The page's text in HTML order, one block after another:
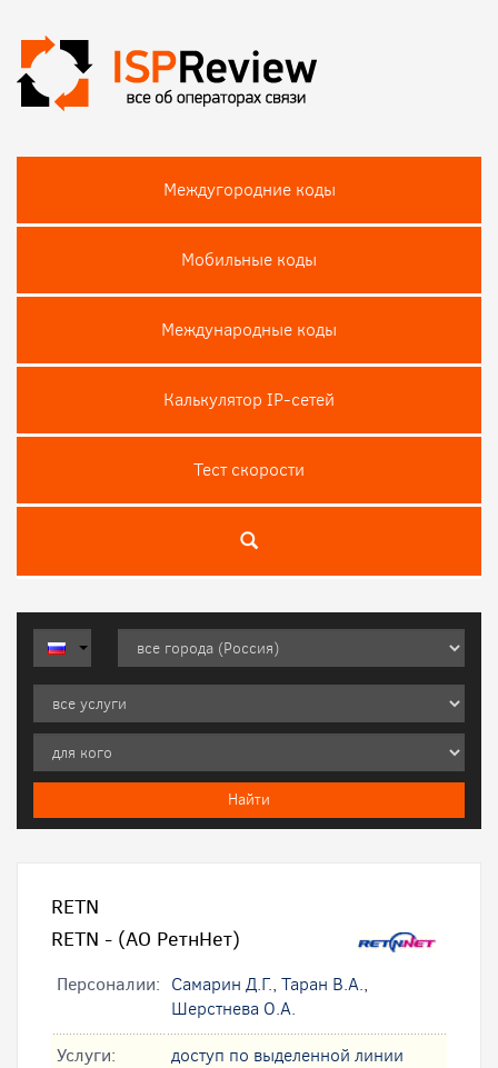
Междугородние коды
Мобильные коды
Международные коды
Калькулятор IP-сетей
Тест скороcти
RETN
RETN - (АО РетнНет)
Персоналии: Самарин Д.Г., Таран В.А.,
Шерстнева О.А.
Услуги:
доступ по выделенной линии